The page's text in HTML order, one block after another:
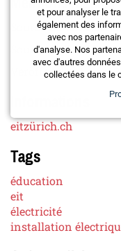
Source du
Source de
Veröffentlicht am:
eitzürich.ch
Tags
éducation
eit
électricité
installation
et pour analyser le
également des
avec nos
d'analyse. Nos
avec d'autres
collectées dans le